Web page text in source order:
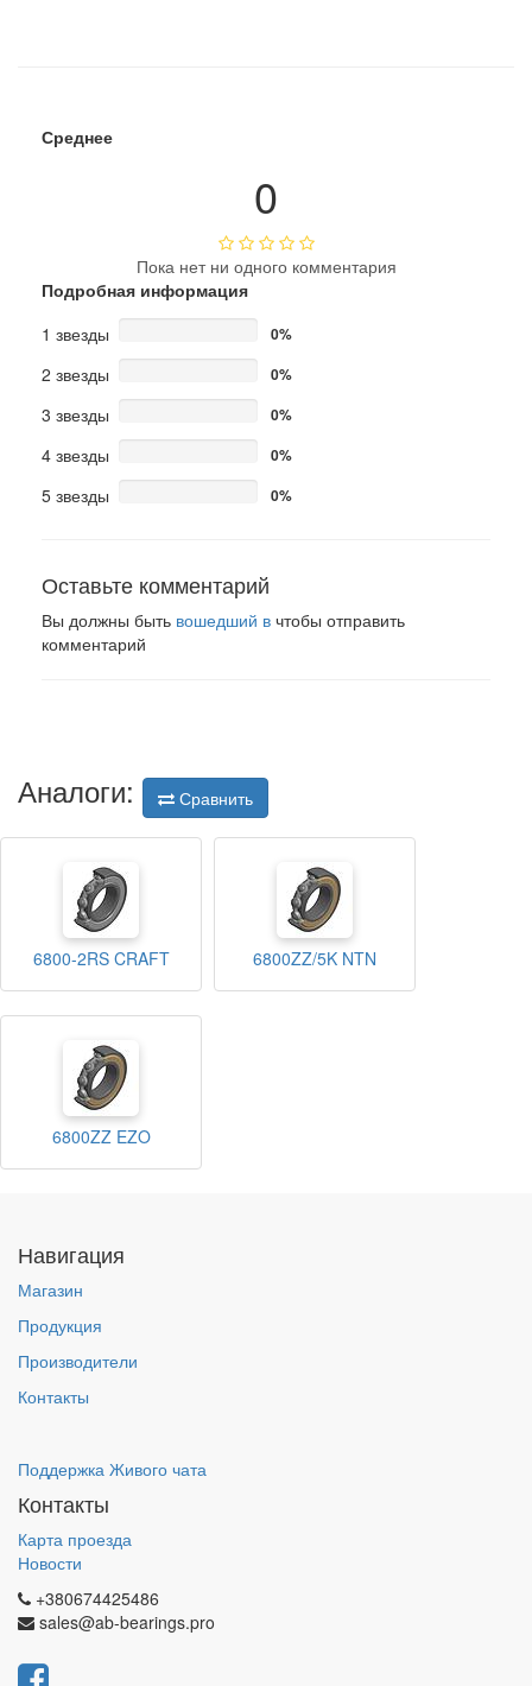
Среднее
0
Пока нет ни одного комментария
Подробная информация
1 звезды
0%
2 звезды 0%
3 звезды 0%
4 звезды 0%
5 звезды 0%
Оставьте комментарий
Вы должны быть вошедший в чтобы отправить
комментарий
Аналоги: Сравнить
6800-2RS CRAFT 6800ZZ/5K NTN
6800ZZ EZO
Навигация
Магазин
Продукция
Производители
Контакты
Поддержка Живого чата
Контакты
Карта проезда
Новости
+380674425486
sales@ab-bearings.pro